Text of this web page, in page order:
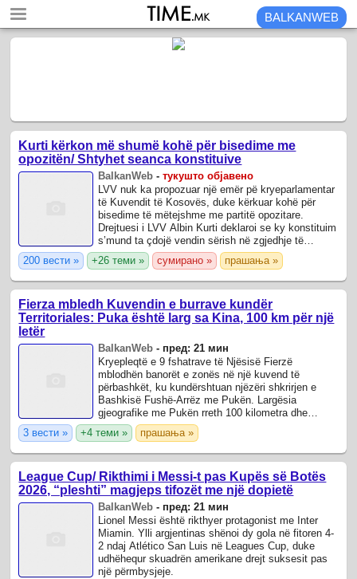
BALKANWEB
Kurti kërkon më shumë kohë për bisedime me
opozitën/ Shtyhet seanca konstituive
BalkanWeb -тукушто објавено
LVV nuk ka propozuar një emër pë kryeparlamentar
të Kuvendit të Kosovës, duke kërkuar kohë për
bisedime të mëtejshme me partitë opozitare.
Drejtuesi i LVV Albin Kurti deklaroi se ky konstituim
s’mund ta çdojë vendin sërish në zgjedhje të
parakohshme.
200 вести » +26 теми » сумирано » прашања »
Fierza mbledh Kuvendin e burrave kundër
Territoriales: Puka është larg sa Kina, 100 km për një
letër
BalkanWeb - пред: 21 мин
Kryepleqtë e 9 fshatrave të Njësisë Fierzë
mblodhën banorët e zonës në një kuvend të
përbashkët, ku kundërshtuan njëzëri shkrirjen e
Bashkisë Fushë-Arrëz me Pukën. Largësia
gjeografike me Pukën rreth 100 kilometra dhe
mungesa e vullnetit për të investuar në zonat rurale
ishin dy ...
3 вести » +4 теми » прашања »
League Cup/ Rikthimi i Messi-t pas Kupës së Botës
2026, “pleshti” magjeps tifozët me një dopietë
BalkanWeb - пред: 21 мин
Lionel Messi është rikthyer protagonist me Inter
Miamin. Ylli argjentinas shënoi dy gola në fitoren 4-
2 ndaj Atlético San Luis në Leagues Cup, duke
udhëhequr skuadrën amerikane drejt suksesit pas
një përmbysjeje.